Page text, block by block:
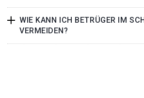
WIE KANN ICH BETRÜGER IM
VERMEIDEN?